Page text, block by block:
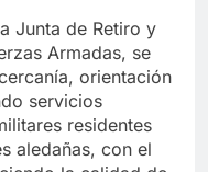
Junta de Retiro y
Armadas, se
orientación
servicios
residentes
aledañas, con el